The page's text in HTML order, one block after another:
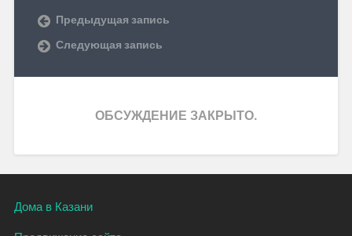
Предыдущая запись
Следующая запись
ОБСУЖДЕНИЕ ЗАКРЫТО.
Дома в Казани